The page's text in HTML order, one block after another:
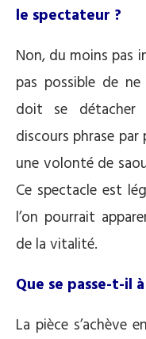
le spectateur ?
Non, du moins pas
pas possible de
doit se détacher
discours phrase
une volonté de
Ce spectacle est
l’on pourrait
de la vitalité.
Que se passe-t-il
La pièce s’achève